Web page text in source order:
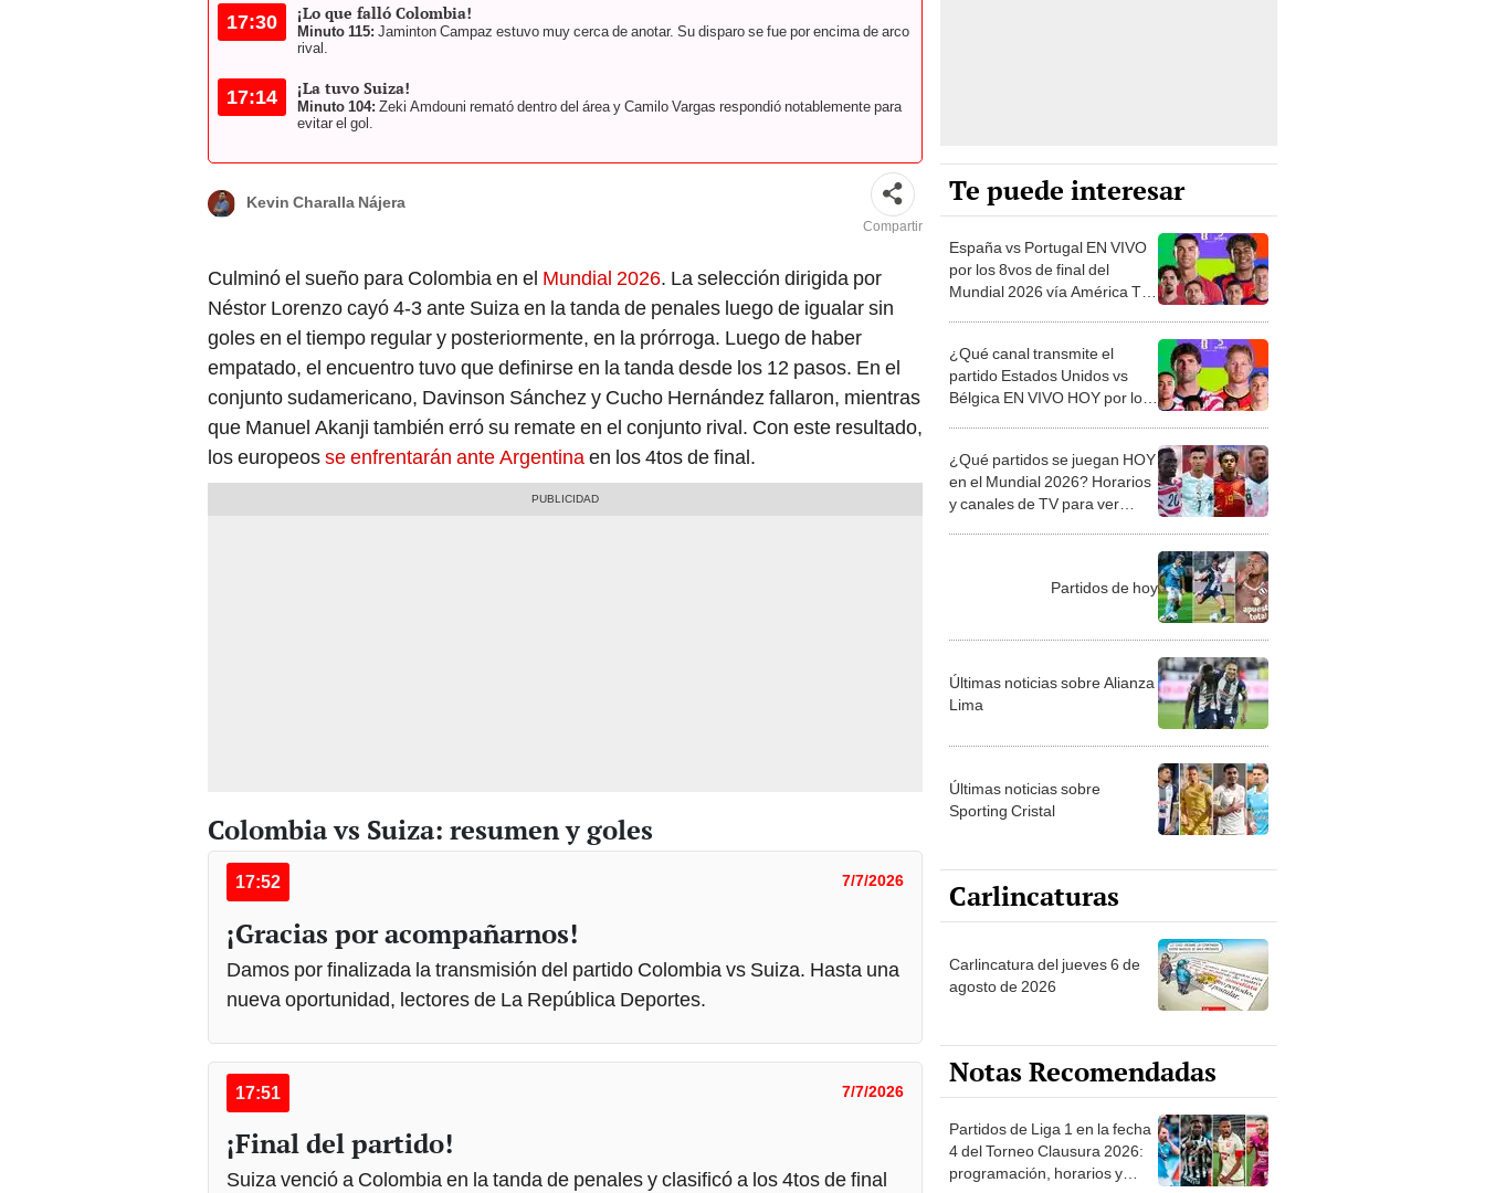
17:30 ¡Lo que falló Colombia!
Minuto 115: Jaminton Campaz estuvo muy cerca de anotar. Su disparo se fue por encima de arco
rival.
17:14 ¡La tuvo Suiza!
Minuto 104: Zeki Amdouni remató dentro del área y Camilo Vargas respondió notablemente para
evitar el gol.
Kevin Charalla Nájera
Compartir
Culminó el sueño para Colombia en el Mundial 2026. La selección dirigida por
Néstor Lorenzo cayó 4-3 ante Suiza en la tanda de penales luego de igualar sin
goles en el tiempo regular y posteriormente, en la prórroga. Luego de haber
empatado, el encuentro tuvo que definirse en la tanda desde los 12 pasos. En el
conjunto sudamericano, Davinson Sánchez y Cucho Hernández fallaron, mientras
que Manuel Akanji también erró su remate en el conjunto rival. Con este resultado,
los europeosse enfrentarán ante Argentinaen los 4tos de final.
Colombia vs Suiza: resumen y goles
17:52 7/7/2026
¡Gracias por acompañarnos!
Damos por finalizada la transmisión del partido Colombia vs Suiza. Hasta una
nueva oportunidad, lectores de La República Deportes.
17:51 7/7/2026
¡Final del partido!
Suiza venció a Colombia en la tanda de penales y clasificó a los 4tos de final
Te puede interesar
España vs Portugal EN VIVO
por los 8vos de final del
Mundial 2026 vía América TV:
¿Qué canal transmite el
partido Estados Unidos vs
Bélgica EN VIVO HOY por los
¿Qué partidos se juegan HOY
en el Mundial 2026? Horarios
y canales de TV para ver
Partidos de hoy
Últimas noticias sobre Alianza
Lima
Últimas noticias sobre
Sporting Cristal
Carlincaturas
Carlincatura del jueves 6 de
agosto de 2026
Notas Recomendadas
Partidos de Liga 1 en la fecha
4 del Torneo Clausura 2026:
programación, horarios y